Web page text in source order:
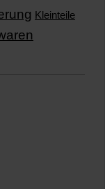
Kleinteile